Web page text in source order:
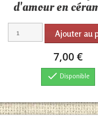
d'amour en
Ajouter au
7,00 €
 Disponible